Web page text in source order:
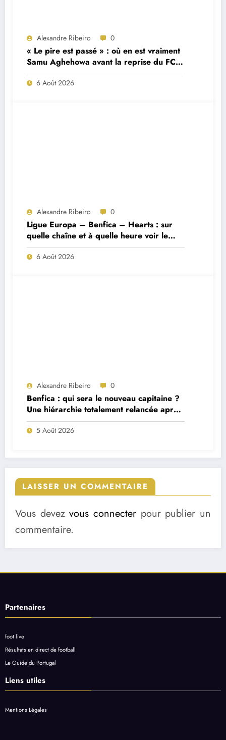
Alexandre Ribeiro 0
« Le pire est passé » : où en est vraiment
Samu Aghehowa avant la reprise du FC
Porto ?
6 Août 2026
Alexandre Ribeiro 0
Ligue Europa – Benfica – Hearts : sur
quelle chaîne et à quelle heure voir le
match ?
6 Août 2026
Alexandre Ribeiro 0
Benfica : qui sera le nouveau capitaine ?
Une hiérarchie totalement relancée après
deux départs majeurs
5 Août 2026
LAISSER UN COMMENTAIRE
Vous devezvous connecter pour publier un
commentaire.
Partenaires
foot live
Résultats en direct de football
Le Guide du Portugal
Liens utiles
Mentions Légales